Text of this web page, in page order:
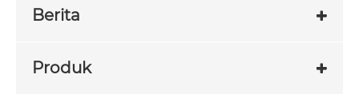
Berita
Produk